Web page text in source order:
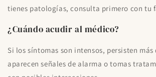
tienes patologías, consulta primero con tu
¿Cuándo acudir al médico?
Si los síntomas son intensos, persisten más
aparecen señales de alarma o tomas